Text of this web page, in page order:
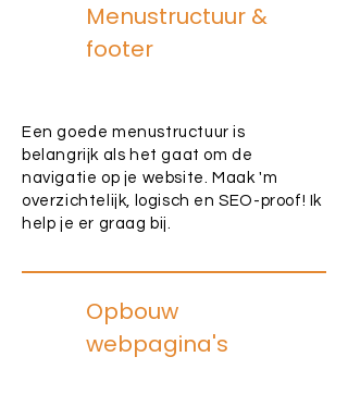
Menustructuur &
footer
Een goede menustructuur is
belangrijk als het gaat om de
navigatie op je website. Maak 'm
overzichtelijk, logisch en SEO-proof! Ik
help je er graag bij.
Opbouw
webpagina's